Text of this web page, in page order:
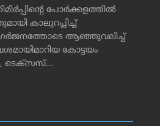
പോര്‍ക്കളത്തില്‍
കാലുറപ്പിച്ച്
ആഞ്ഞുവലിച്ച്
കോട്ടയം
ടെക്‌സസ്...